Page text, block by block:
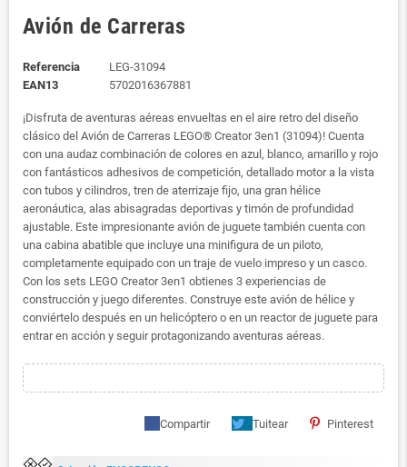
Avión de Carreras
Referencia
LEG-31094
EAN13
5702016367881
¡Disfruta de aventuras aéreas envueltas en el aire retro del diseño
clásico del Avión de Carreras LEGO® Creator 3en1 (31094)! Cuenta
con una audaz combinación de colores en azul, blanco, amarillo y rojo
con fantásticos adhesivos de competición, detallado motor a la vista
con tubos y cilindros, tren de aterrizaje fijo, una gran hélice
aeronáutica, alas abisagradas deportivas y timón de profundidad
ajustable. Este impresionante avión de juguete también cuenta con
una cabina abatible que incluye una minifigura de un piloto,
completamente equipado con un traje de vuelo impreso y un casco.
Con los sets LEGO Creator 3en1 obtienes 3 experiencias de
construcción y juego diferentes. Construye este avión de hélice y
conviértelo después en un helicóptero o en un reactor de juguete para
entrar en acción y seguir protagonizando aventuras aéreas.
Compartir Tuitear Pinterest